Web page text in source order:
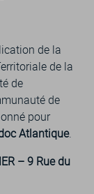
de la
de la
de
de
pour
Atlantique.
– 9 Rue du